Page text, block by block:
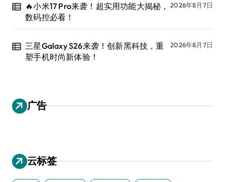
🔥小米17 Pro来袭！超实用功能大揭秘，
数码控必看！
2026年8月7日
三星Galaxy S26来袭！创新黑科技，重
塑手机时尚新体验！
2026年8月7日
广告
云标签